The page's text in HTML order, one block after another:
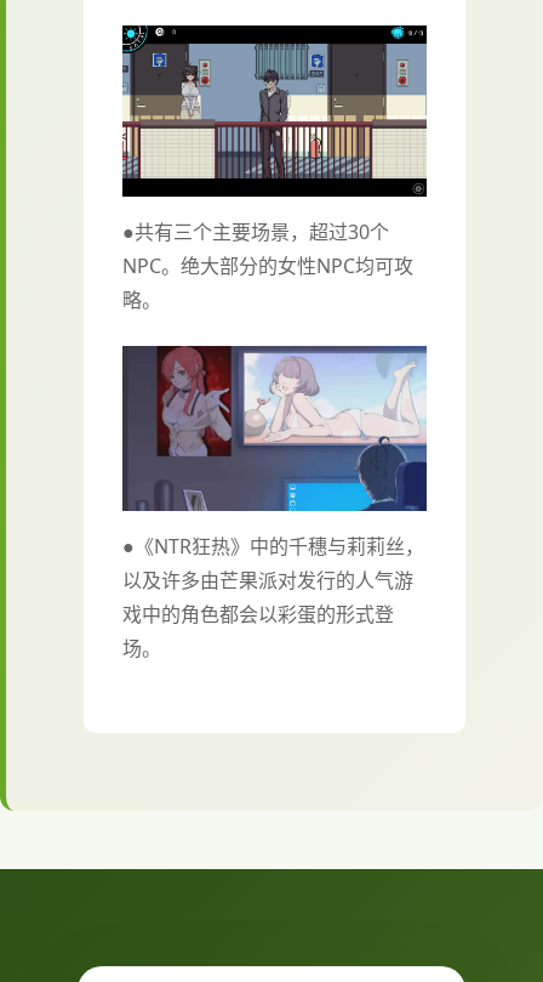
●共有三个主要场景，超过30个
NPC。绝大部分的女性NPC均可攻
略。
●《NTR狂热》中的千穗与莉莉丝，
以及许多由芒果派对发行的人气游
戏中的角色都会以彩蛋的形式登
场。